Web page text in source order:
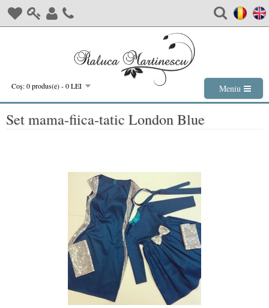
Coş: 0 produs(e) - 0 LEI Meniu
Set mama-fiica-tatic London Blue